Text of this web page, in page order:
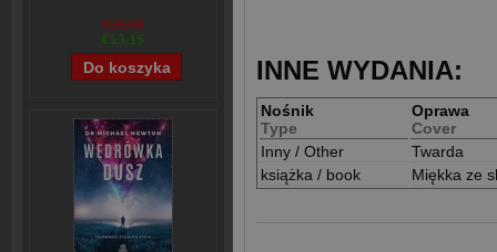
€16,38
€13,15
INNE WYDANIA:
Nośnik
Type
Oprawa
Cover
Inny / Other
Twarda
książka / book
Miękka ze